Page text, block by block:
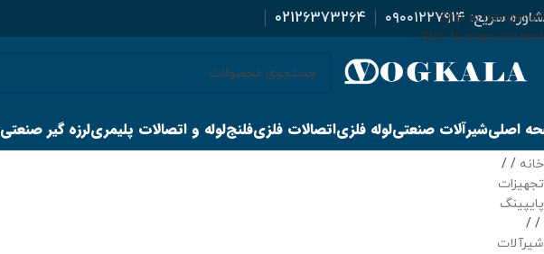
Skip to navigation
Skip to main content
سریع:۰۹۰۰۱۲۲۷۹۱۴ 02126373264
اصلیشیرآلات صنعتیلوله فلزیاتصالات فلزیفلنجلوله و اتصالات پلیمریلرزه گیر صنعتی
خانه /
تجهیزات
پایپینگ
/
شیرآلات